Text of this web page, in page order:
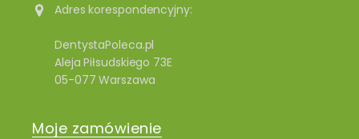
Adres korespondencyjny:
DentystaPoleca.pl
Aleja Piłsudskiego 73E
05-077 Warszawa
Moje zamówienie